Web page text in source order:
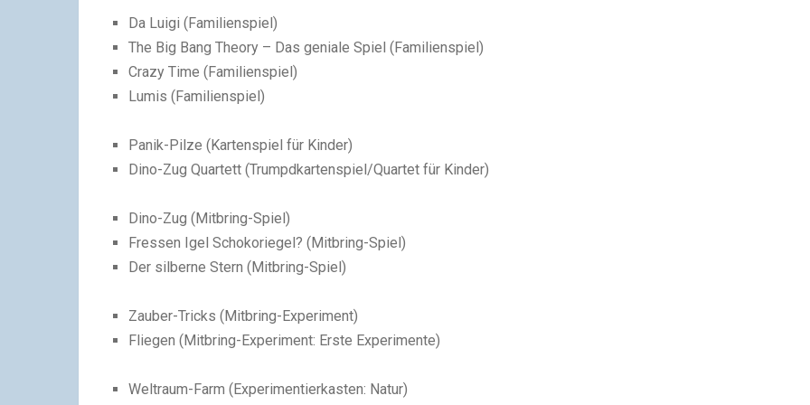
Da Luigi (Familienspiel)
The Big Bang Theory – Das geniale Spiel (Familienspiel)
Crazy Time (Familienspiel)
Lumis (Familienspiel)
Panik-Pilze (Kartenspiel für Kinder)
Dino-Zug Quartett (Trumpdkartenspiel/Quartet für Kinder)
Dino-Zug (Mitbring-Spiel)
Fressen Igel Schokoriegel? (Mitbring-Spiel)
Der silberne Stern (Mitbring-Spiel)
Zauber-Tricks (Mitbring-Experiment)
Fliegen (Mitbring-Experiment: Erste Experimente)
Weltraum-Farm (Experimentierkasten: Natur)